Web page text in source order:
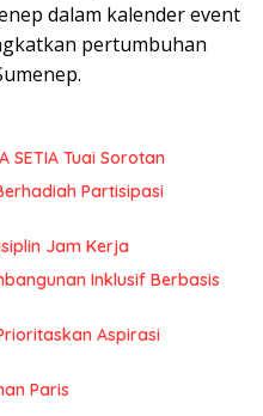
dalam kalender event
pertumbuhan
SETIA Tuai Sorotan
Partisipasi
Jam Kerja
Inklusif Berbasis
Aspirasi
Paris